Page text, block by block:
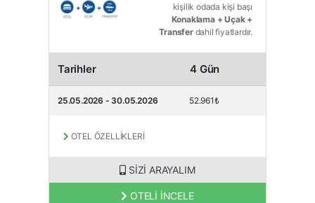
kişilik odada kişi başı
Konaklama + Uçak +
Transferdahil fiyatlardır.
Tarihler 4 Gün
25.05.2026 - 30.05.2026 52.961₺
OTEL ÖZELLİKLERİ
SİZİ ARAYALIM
OTELİ İNCELE